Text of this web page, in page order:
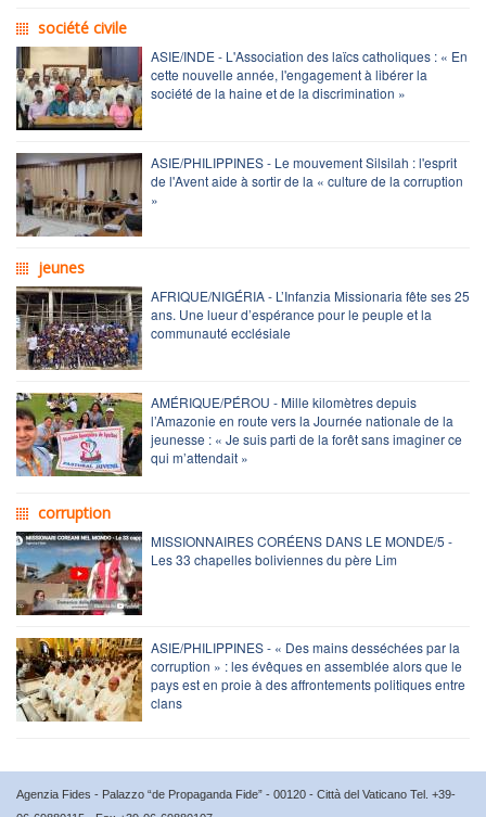
société civile
ASIE/INDE - L'Association des laïcs catholiques : « En
cette nouvelle année, l'engagement à libérer la
société de la haine et de la discrimination »
ASIE/PHILIPPINES - Le mouvement Silsilah : l'esprit
de l'Avent aide à sortir de la « culture de la corruption
»
jeunes
AFRIQUE/NIGÉRIA - L’Infanzia Missionaria fête ses 25
ans. Une lueur d’espérance pour le peuple et la
communauté ecclésiale
AMÉRIQUE/PÉROU - Mille kilomètres depuis
l’Amazonie en route vers la Journée nationale de la
jeunesse : « Je suis parti de la forêt sans imaginer ce
qui m’attendait »
corruption
MISSIONNAIRES CORÉENS DANS LE MONDE/5 -
Les 33 chapelles boliviennes du père Lim
ASIE/PHILIPPINES - « Des mains desséchées par la
corruption » : les évêques en assemblée alors que le
pays est en proie à des affrontements politiques entre
clans
Agenzia Fides - Palazzo “de Propaganda Fide” - 00120 - Città del Vaticano Tel. +39-